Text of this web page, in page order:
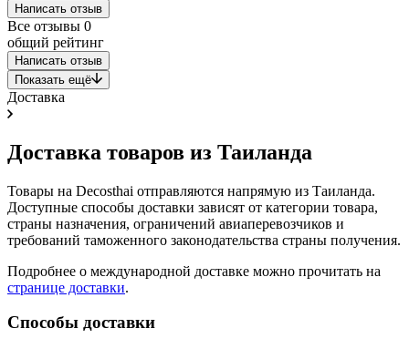
Написать отзыв
Все отзывы 0
общий рейтинг
Написать отзыв
Показать ещё
Доставка
Доставка товаров из Таиланда
Товары на Decosthai отправляются напрямую из Таиланда.
Доступные способы доставки зависят от категории товара,
страны назначения, ограничений авиаперевозчиков и
требований таможенного законодательства страны получения.
Подробнее о международной доставке можно прочитать на
странице доставки.
Способы доставки